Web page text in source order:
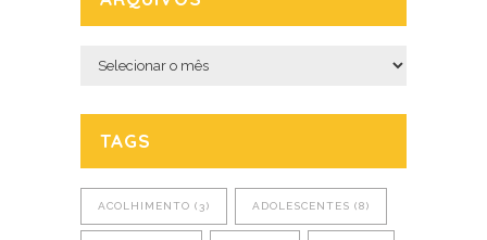
Arquivos
TAGS
ACOLHIMENTO (3) ADOLESCENTES (8)